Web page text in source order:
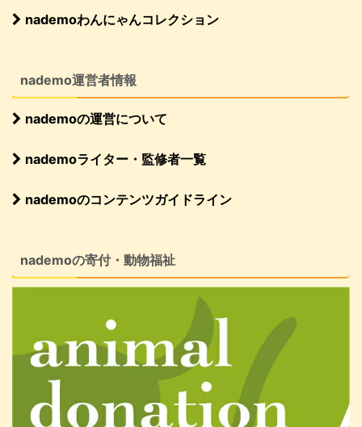
nademoわんにゃんコレクション
nademo運営者情報
nademoの運営について
nademoライター・監修者一覧
nademoのコンテンツガイドライン
nademoの寄付・動物福祉